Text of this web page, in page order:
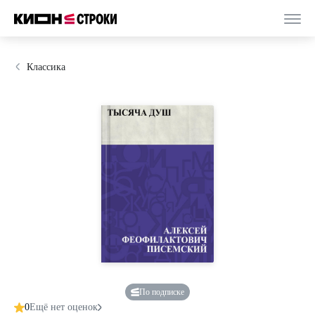
Классика
По подписке
0Ещё нет оценок